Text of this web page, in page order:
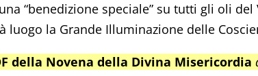
“benedizione speciale” su tutti gli oli del
luogo la Grande Illuminazione delle
della Novena della Divina Misericordia